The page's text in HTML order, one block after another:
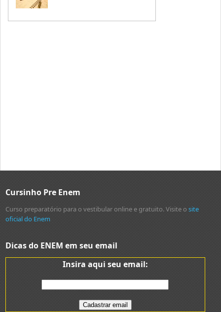
Cursinho Pre Enem
Curso preparatório para o vestibular online e gratuito. Visite osite
oficial do Enem
Dicas do ENEM em seu email
Insira aqui seu email: